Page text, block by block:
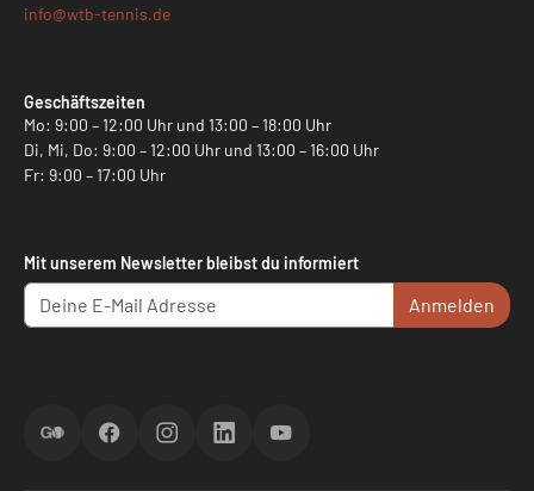
info@wtb-tennis.de
Geschäftszeiten
Mo: 9:00 – 12:00 Uhr und 13:00 – 18:00 Uhr
Di, Mi, Do: 9:00 – 12:00 Uhr und 13:00 – 16:00 Uhr
Fr: 9:00 – 17:00 Uhr
Mit unserem Newsletter bleibst du informiert
Anmelden
ScoreGOFacebookInstagramLinkedInYouTube